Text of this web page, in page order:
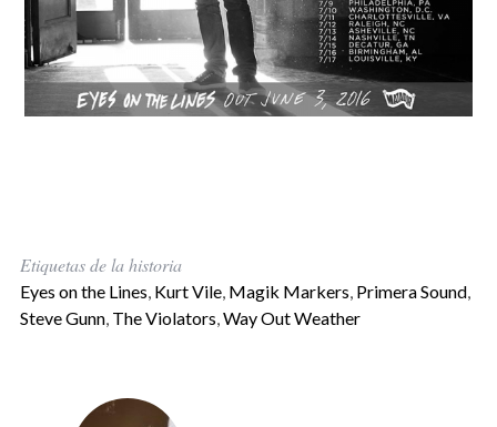
Etiquetas de la historia
Eyes on the Lines, Kurt Vile, Magik Markers, Primera Sound,
Steve Gunn, The Violators,Way Out Weather